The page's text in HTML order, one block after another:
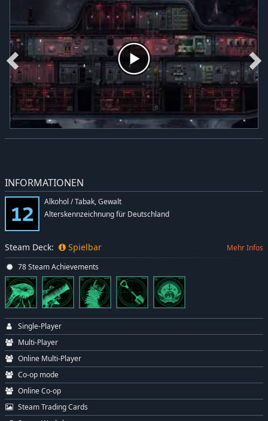
INFORMATIONEN
Alkohol / Tabak, Gewalt
Alterskennzeichnung für Deutschland
Steam Deck: Spielbar Mehr Infos
78 Steam Achievements
Single-Player
Multi-Player
Online Multi-Player
Co-op mode
Online Co-op
Steam Trading Cards